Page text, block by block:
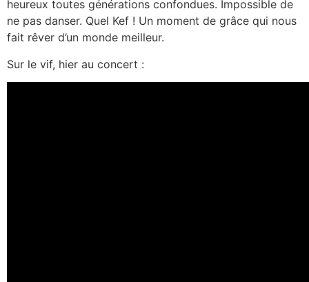
heureux toutes générations confondues. Impossible de
ne pas danser. Quel Kef ! Un moment de grâce qui nous
fait rêver d’un monde meilleur.
Sur le vif, hier au concert :